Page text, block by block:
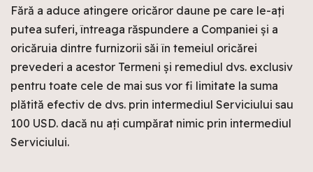
Fără a aduce atingere oricăror daune pe care le-ați
putea suferi, întreaga răspundere a Companiei și a
oricăruia dintre furnizorii săi în temeiul oricărei
prevederi a acestor Termeni și remediul dvs. exclusiv
pentru toate cele de mai sus vor fi limitate la suma
plătită efectiv de dvs. prin intermediul Serviciului sau
100 USD. dacă nu ați cumpărat nimic prin intermediul
Serviciului.